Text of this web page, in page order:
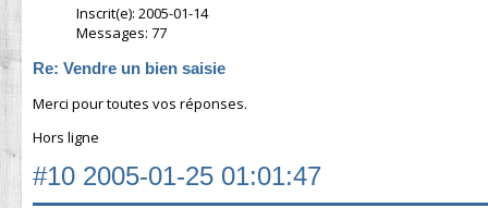
Inscrit(e): 2005-01-14
Messages: 77
Re: Vendre un bien saisie
Merci pour toutes vos réponses.
Hors ligne
#10 2005-01-25 01:01:47